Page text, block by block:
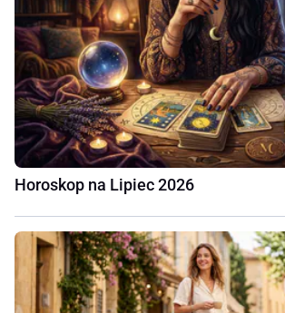
Horoskop na Lipiec 2026